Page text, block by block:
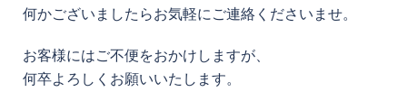
何かございましたらお気軽にご連絡くださいませ。
お客様にはご不便をおかけしますが、
何卒よろしくお願いいたします。